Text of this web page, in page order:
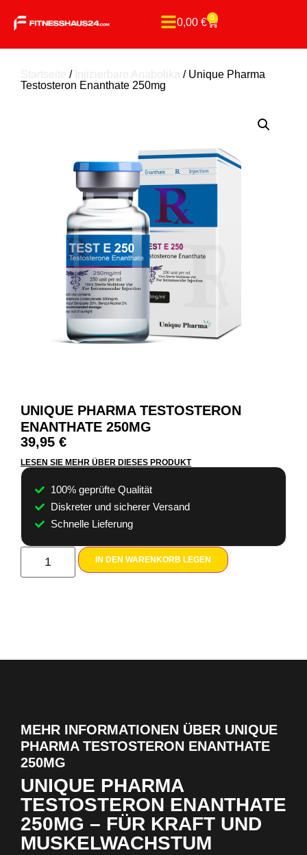
0,00 € 0
/
/ Unique Pharma
Testosteron Enanthate 250mg
UNIQUE PHARMA TESTOSTERON
ENANTHATE 250MG
39,95 €
LESEN SIE MEHR ÜBER DIESES PRODUKT
100% geprüfte Qualität
Diskreter und sicherer Versand
Schnelle Lieferung
IN DEN WARENKORB LEGEN
MEHR INFORMATIONEN ÜBER UNIQUE
PHARMA TESTOSTERON ENANTHATE
250MG
UNIQUE PHARMA
TESTOSTERON ENANTHATE
250MG – FÜR KRAFT UND
MUSKELWACHSTUM